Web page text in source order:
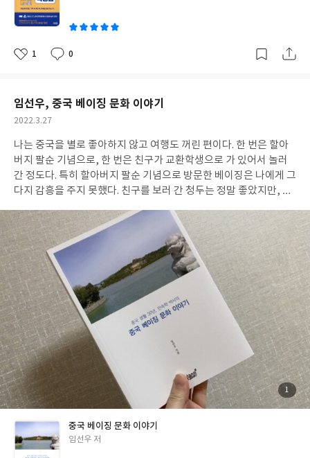
법>은 실제 기획자로서 일하고 있는 저자가 10년 동안 배워온 노하
우를 담은 책이다. 실제 온/오프라인 강의까지 하고 있는 사람이라
획자가 아니라 나처럼 인사/총무 또는 회계/재무, 개발자 등도 연차
론, 기획자로 업무를 시작하는 이들은 반드시 배워둬야 한다. 나는
이제 9년차로 인사기획 쪽을 하지 않을 수 없는, 중간 관리자로써 도
게 다가왔다. 이 책의 매력 포인트는 실제 업무에 적용할 수 있는 예
시를 통해 보고서 작성법을 소개하고 있다. 상사가 매출 보고에 대한
보고서를 작성하라고 했을 때 어떤 기능을 사용하면 좋을지에 대한
내용말이다. 쉽게 그냥 이런 기능이 있구나, 하고 파워포인트나 엑
들 말이다. 개인적으로 9장의 색을 사용하는 진짜 방법, 올바른 강조
방법 등은 바로 적용하기 좋은 기법 중 하나였다. 이 책을 읽는다고
바로 보고서를 엄청 잘 쓰게 되진 않을 테지만 보고서를 작성하라는
말을 들었을 때 흰 백지를 앞에 두고 무엇을 먼저 시작해야 할지 혹
은 내가 만든 문서가 제대로 된, 잘못되지 않은 문서인지 확인할 수
있는 기초적인 방법을 가르쳐준다는 점에서 꼭 읽어야 할 책이 아닌
가 싶다. 올해부터 인사 기획 업무가 본격적으로 시작되고 있는 데
이 책은 내 책상 한켠에서 오랫동안 가르침을 줄 것 같다. 출판사로
부터 도서만을 제공받아 작성된 주관적인 리뷰입니다.
좋
1
댓
0
작
임선우, 중국 베이징 문화 이야기
작
일
2022.3.27
나는 중국을 별로 좋아하지 않고 여행도 꺼린 편이다. 한 번은 할아
버지 팔순 기념으로, 한 번은 친구가 교환학생으로 가 있어서 놀러
간 정도다. 특히 할아버지 팔순 기념으로 방문한 베이징은 나에게 그
다지 감흥을 주지 못했다. 친구를 보러 간 청두는 정말 좋았지만, 베
저씨들, 도로를 그냥 가로지르는 사람들까지 정말 맞지 않았다. 특
히 나는 화장실에 상당히 민감한 편인데다 그 때는 중국 음식도 잘
먹지 못하는 편이여서 화장실을 계속 가고 싶어지는 바람에 정말 고
생했다. 심지어 그곳에서 살고 있는 한국분(조선족인지, 재중동포
인지, 일 때문에 그곳에서 머무는 분인지 감이 잡히지 않음) 가이드
가 은연 중에 "중국 찬양"을 엄청해서 별로 마음에 들지 않았다. 계
속 크게 좋아질 이유도 없었던 지라 사드며 이런 저런 사건을 겪으면
서 중국은 그다지 우호적인 느낌이 들지 않았다. 그럼에도 불구하고
내가 <중국 베이징 문화 이야기>를 읽기 시작한 것은 "문화"에서
중국을 아는 것은 즐거웠기 때문이다. 동북공정이나 한복과 김치에
대한 중국의 무례한 행동은 정말 화가 나지만 오랜 세월 수많은 국가
의 터전이었던 중국의 문화가 신선하게 다가올 수 밖에 없었다. 특히
베이징은 자금성, 태묘, 이화원, 만리 장성 등 볼거리가 많지 않은
가. 물론 베이징을 여행 갔을 때 한 번씩 다 보았고 생각보다 감흥은
없었지만 그 안의 얽힌 이야기는 들을 때마다 재미있다고 느껴지는
요소였다. 더욱이 무려 30년을 베이징에서 살았으니 외국인으로써
첨
부
사
1
중국 베이징 문화 이야기
글
임선우 저